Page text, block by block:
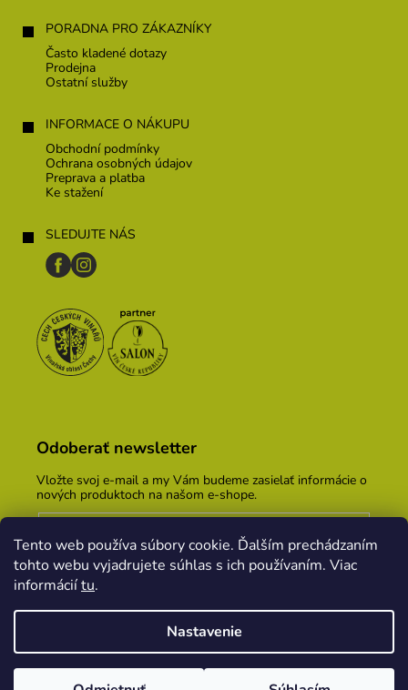
Tento web používa súbory cookie. Ďalším prechádzaním
tohto webu vyjadrujete súhlas s ich používaním. Viac
informáciítu.
Nastavenie
PORADNA PRO ZÁKAZNÍKY
Často kladené dotazy
Prodejna
Ostatní služby
INFORMACE O NÁKUPU
Obchodní podmínky
Ochrana osobných údajov
Preprava a platba
Ke stažení
SLEDUJTE NÁS
Odoberať newsletter
Vložte svoj e-mail a my Vám budeme zasielať informácie o
nových produktoch na našom e-shope.
Vložením e-mailu súhlasíte s podmienkami ochrany
osobných údajov
PRIHLÁSIŤ SA
Vytvoril Shoptet PekneWeby